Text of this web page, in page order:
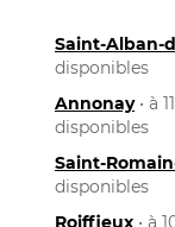
Saint-Alban-
disponibles
Annonay• à
disponibles
Saint-
disponibles
Roiffieux • à